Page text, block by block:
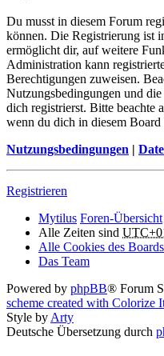
Du musst in diesem Forum
können. Die Registrierung ist
ermöglicht dir, auf weitere
Administration kann
Berechtigungen zuweisen.
Nutzungsbedingungen und
dich registrierst. Bitte beachte
wenn du dich in diesem Board
Nutzungsbedingungen |
Registrieren
Mytilus Foren-Übersicht
Alle Zeiten sind
Alle Cookies des
Das Team
Powered by phpBB® Forum
scheme created with Colorize
Style by Arty
Deutsche Übersetzung durch